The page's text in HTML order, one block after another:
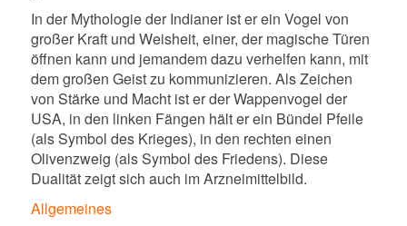
In der Mythologie der Indianer ist er ein Vogel von
großer Kraft und Weisheit, einer, der magische Türen
öffnen kann und jemandem dazu verhelfen kann, mit
dem großen Geist zu kommunizieren. Als Zeichen
von Stärke und Macht ist er der Wappenvogel der
USA, in den linken Fängen hält er ein Bündel Pfeile
(als Symbol des Krieges), in den rechten einen
Olivenzweig (als Symbol des Friedens). Diese
Dualität zeigt sich auch im Arzneimittelbild.
Allgemeines